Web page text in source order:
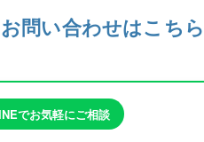
問い合わせはこちら
でお気軽にご相談